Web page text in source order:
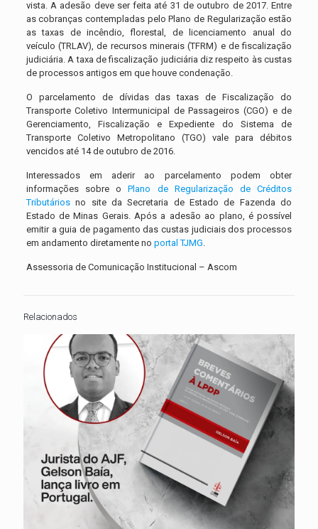
vista. A adesão deve ser feita até 31 de outubro de 2017. Entre
as cobranças contempladas pelo Plano de Regularização estão
as taxas de incêndio, florestal, de licenciamento anual do
veículo (TRLAV), de recursos minerais (TFRM) e de fiscalização
judiciária. A taxa de fiscalização judiciária diz respeito às custas
de processos antigos em que houve condenação.
O parcelamento de dívidas das taxas de Fiscalização do
Transporte Coletivo Intermunicipal de Passageiros (CGO) e de
Gerenciamento, Fiscalização e Expediente do Sistema de
Transporte Coletivo Metropolitano (TGO) vale para débitos
vencidos até 14 de outubro de 2016.
Interessados em aderir ao parcelamento podem obter
informações sobre oPlano de Regularização de Créditos
Tributáriosno site da Secretaria de Estado de Fazenda do
Estado de Minas Gerais. Após a adesão ao plano, é possível
emitir a guia de pagamento das custas judiciais dos processos
em andamento diretamente no portal TJMG.
Assessoria de Comunicação Institucional – Ascom
Relacionados